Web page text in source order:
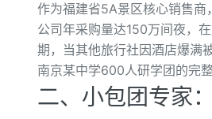
作为福建省5A景区核心销售
公司年采购量达150万间夜，
期，当其他旅行社因酒店爆满
南京某中学600人研学团的完整
二、小包团专家